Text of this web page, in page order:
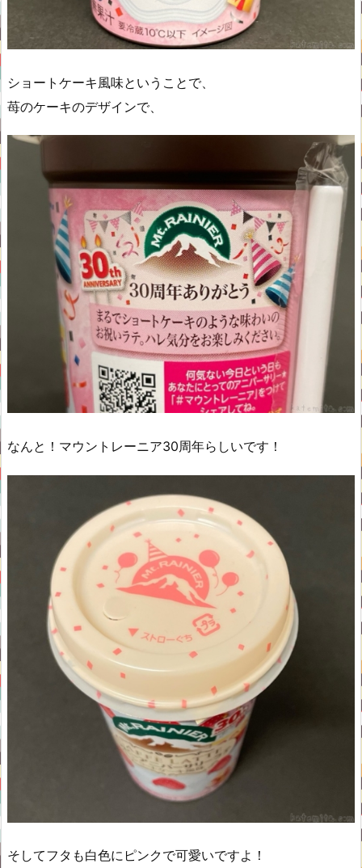
ショートケーキ風味ということで、
苺のケーキのデザインで、
なんと！マウントレーニア30周年らしいです！
そしてフタも白色にピンクで可愛いですよ！